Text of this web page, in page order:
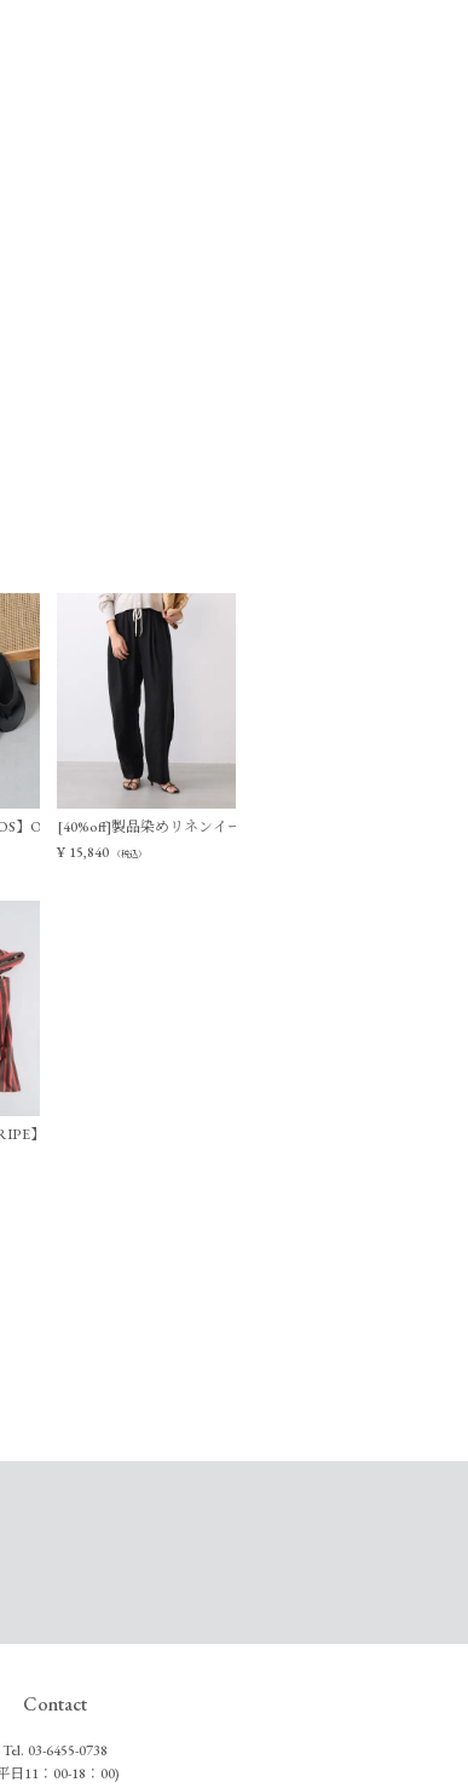
Gems-M/0323110041
】Ooriginal リカバリーサンダル
[40%off]製品染めリネンイージーパンツ
¥ 15,840 （税込）
】ストライプトートバッグ
Contact
Tel. 03-6455-0738
日11：00-18：00)